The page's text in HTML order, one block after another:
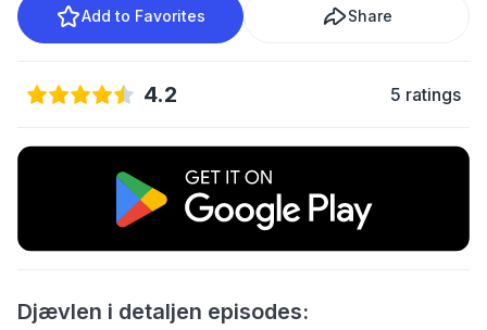
Add to Favorites Share
4.2 5 ratings
Djævlen i detaljen episodes: